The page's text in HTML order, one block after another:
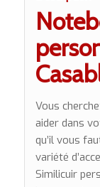
Vous
aider dans
qu’il vous
variété
Similicuir